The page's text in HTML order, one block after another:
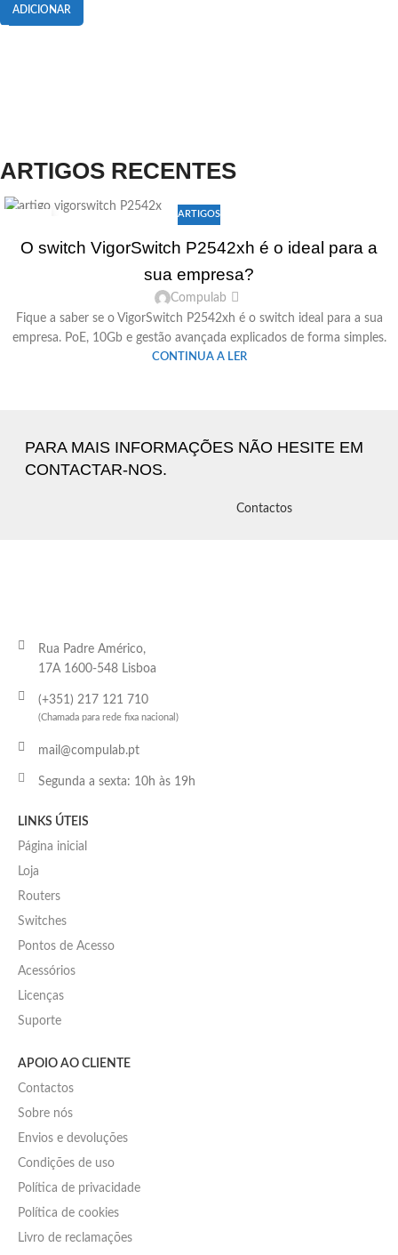
ADICIONAR
ARTIGOS RECENTES
ABR
ARTIGOS
O switch VigorSwitch P2542xh é o ideal para a
sua empresa?
Compulab
Fique a saber se o VigorSwitch P2542xh é o switch ideal para a sua
empresa. PoE, 10Gb e gestão avançada explicados de forma simples.
CONTINUA A LER
PARA MAIS INFORMAÇÕES NÃO HESITE EM
CONTACTAR-NOS.
Contactos
Rua Padre Américo,
17A 1600-548 Lisboa
(+351) 217 121 710
(Chamada para rede fixa nacional)
mail@compulab.pt
Segunda a sexta: 10h às 19h
LINKS ÚTEIS
Página inicial
Loja
Routers
Switches
Pontos de Acesso
Acessórios
Licenças
Suporte
APOIO AO CLIENTE
Contactos
Sobre nós
Envios e devoluções
Condições de uso
Política de privacidade
Política de cookies
Livro de reclamações